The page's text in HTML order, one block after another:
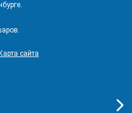
Карта сайта